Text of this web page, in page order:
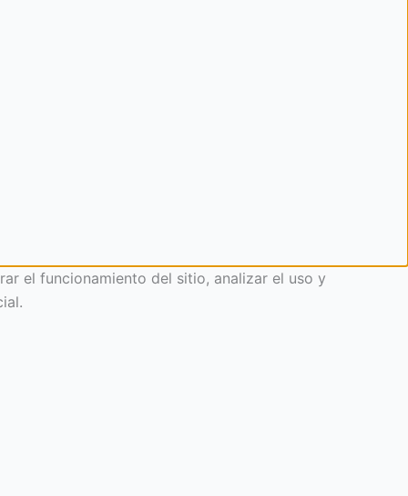
el funcionamiento del sitio, analizar el uso y